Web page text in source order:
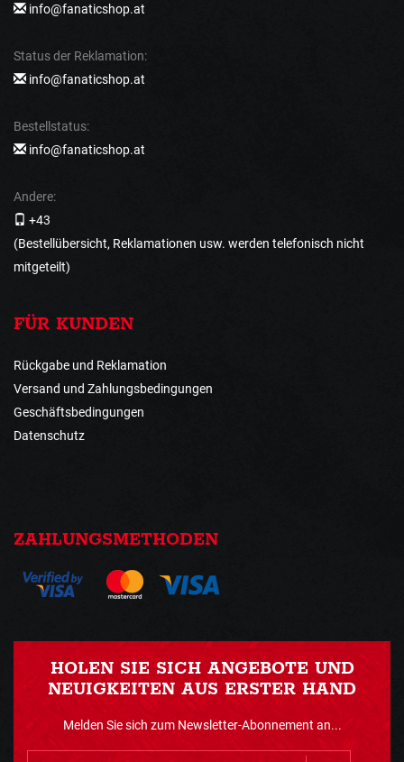
info@fanaticshop.at
Status der Reklamation:
info@fanaticshop.at
Bestellstatus:
info@fanaticshop.at
Andere:
+43
(Bestellübersicht, Reklamationen usw. werden telefonisch nicht
mitgeteilt)
FÜR KUNDEN
Rückgabe und Reklamation
Versand und Zahlungsbedingungen
Geschäftsbedingungen
Datenschutz
ZAHLUNGSMETHODEN
HOLEN SIE SICH ANGEBOTE UND
NEUIGKEITEN AUS ERSTER HAND
Melden Sie sich zum Newsletter-Abonnement an...